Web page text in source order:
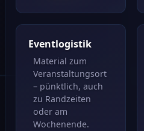
Eventlogistik
Material zum
Veranstaltungsort
– pünktlich, auch
zu Randzeiten
oder am
Wochenende.